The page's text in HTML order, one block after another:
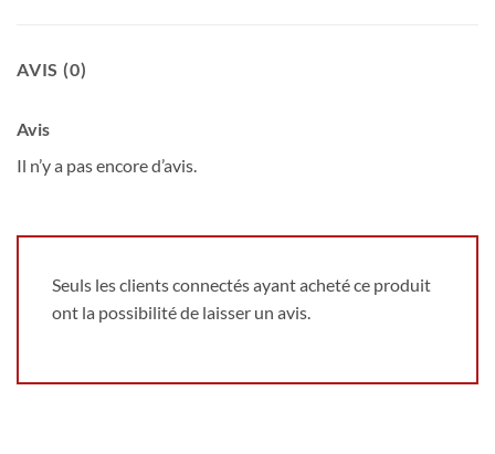
AVIS (0)
Avis
Il n’y a pas encore d’avis.
Seuls les clients connectés ayant acheté ce produit
ont la possibilité de laisser un avis.